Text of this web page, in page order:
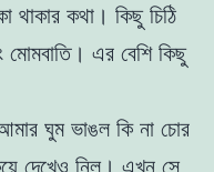
থাকার কথা। কিছু চিঠি
মোমবাতি। এর বেশি কিছু
ঘুম ভাঙল কি না চোর
দেখেও নিল। এখন সে